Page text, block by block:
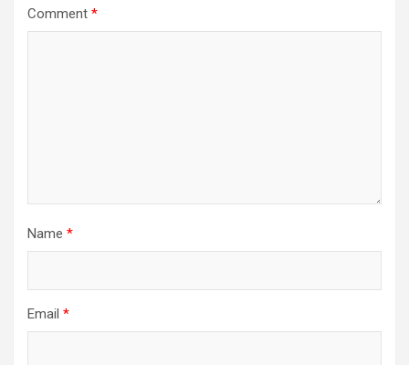
Comment *
Name *
Email *